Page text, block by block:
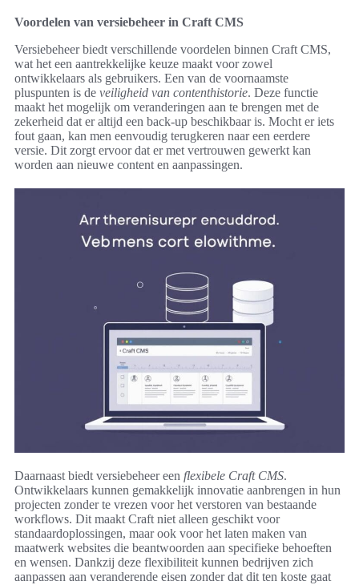
Voordelen van versiebeheer in Craft CMS
Versiebeheer biedt verschillende voordelen binnen Craft CMS,
wat het een aantrekkelijke keuze maakt voor zowel
ontwikkelaars als gebruikers. Een van de voornaamste
pluspunten is de veiligheid van contenthistorie. Deze functie
maakt het mogelijk om veranderingen aan te brengen met de
zekerheid dat er altijd een back-up beschikbaar is. Mocht er iets
fout gaan, kan men eenvoudig terugkeren naar een eerdere
versie. Dit zorgt ervoor dat er met vertrouwen gewerkt kan
worden aan nieuwe content en aanpassingen.
Daarnaast biedt versiebeheer een flexibele Craft CMS.
Ontwikkelaars kunnen gemakkelijk innovatie aanbrengen in hun
projecten zonder te vrezen voor het verstoren van bestaande
workflows. Dit maakt Craft niet alleen geschikt voor
standaardoplossingen, maar ook voor het laten maken van
maatwerk websites die beantwoorden aan specifieke behoeften
en wensen. Dankzij deze flexibiliteit kunnen bedrijven zich
aanpassen aan veranderende eisen zonder dat dit ten koste gaat